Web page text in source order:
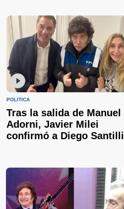
POLÍTICA
Tras la salida de Manuel
Adorni, Javier Milei
confirmó a Diego Santilli